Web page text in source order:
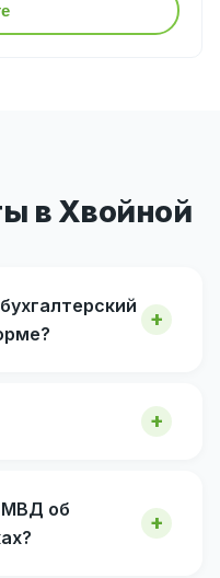
в Хвойной
МВД об